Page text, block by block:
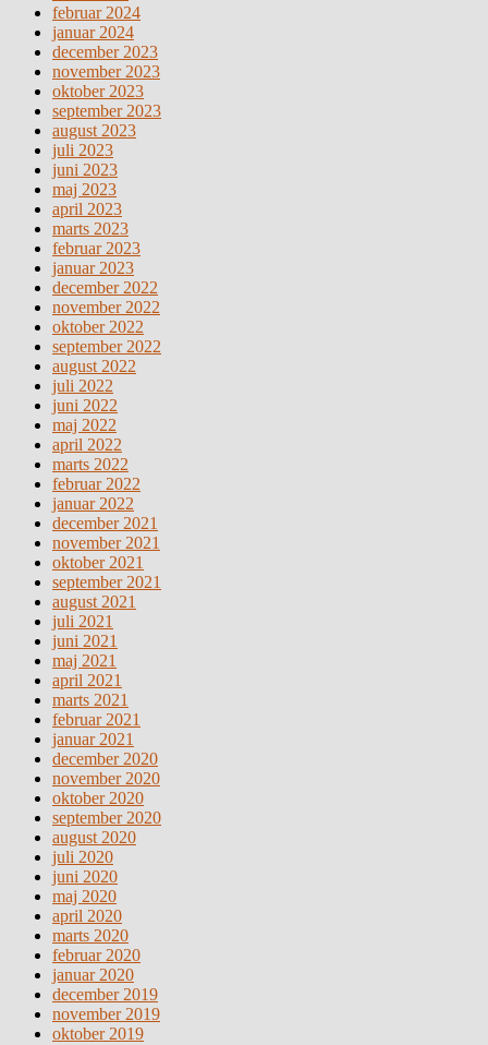
februar 2024
januar 2024
december 2023
november 2023
oktober 2023
september 2023
august 2023
juli 2023
juni 2023
maj 2023
april 2023
marts 2023
februar 2023
januar 2023
december 2022
november 2022
oktober 2022
september 2022
august 2022
juli 2022
juni 2022
maj 2022
april 2022
marts 2022
februar 2022
januar 2022
december 2021
november 2021
oktober 2021
september 2021
august 2021
juli 2021
juni 2021
maj 2021
april 2021
marts 2021
februar 2021
januar 2021
december 2020
november 2020
oktober 2020
september 2020
august 2020
juli 2020
juni 2020
maj 2020
april 2020
marts 2020
februar 2020
januar 2020
december 2019
november 2019
oktober 2019